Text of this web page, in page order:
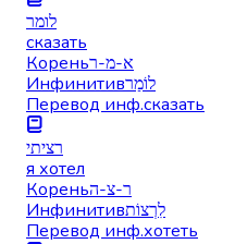
לומר
сказать
Кореньא-מ-ר
Инфинитивלוֹמַר
Перевод инф.сказать
רציתי
я хотел
Кореньר-צ-ה
Инфинитивלִרְצוֹת
Перевод инф.хотеть